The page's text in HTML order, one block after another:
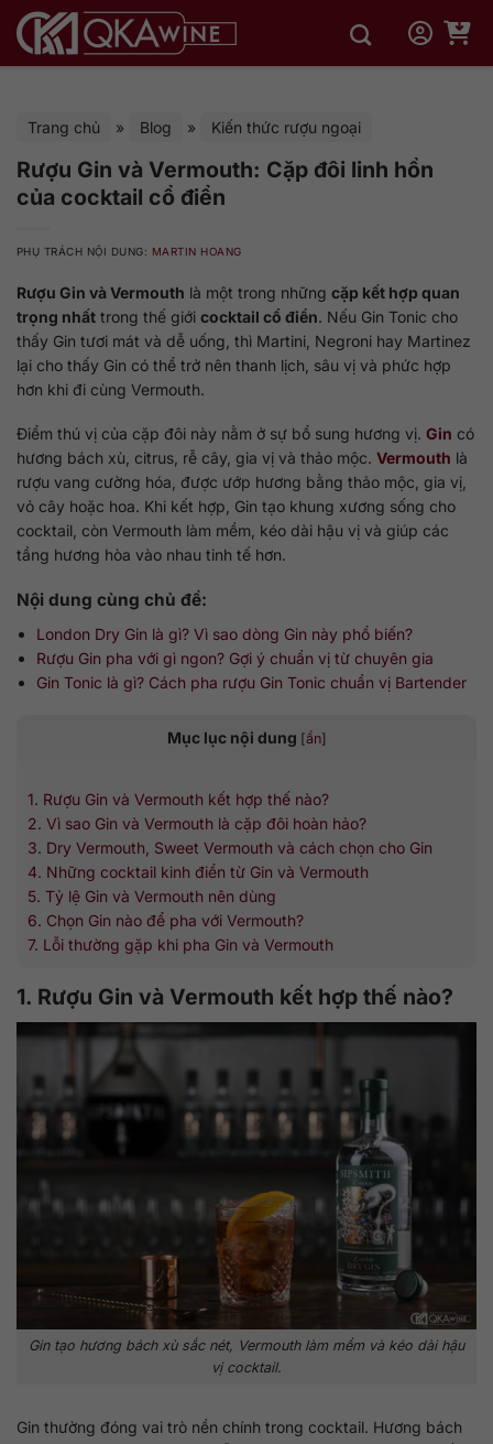
qua
Trang chủ » Blog » Kiến thức rượu ngoại
Rượu Gin và Vermouth: Cặp đôi linh hồn
của cocktail cổ điển
PHỤ TRÁCH NỘI DUNG: MARTIN HOANG
Rượu Gin và Vermouth là một trong những cặp kết hợp quan
trọng nhất trong thế giới cocktail cổ điển. Nếu Gin Tonic cho
thấy Gin tươi mát và dễ uống, thì Martini, Negroni hay Martinez
lại cho thấy Gin có thể trở nên thanh lịch, sâu vị và phức hợp
hơn khi đi cùng Vermouth.
Điểm thú vị của cặp đôi này nằm ở sự bổ sung hương vị. Gin có
hương bách xù, citrus, rễ cây, gia vị và thảo mộc. Vermouth là
rượu vang cường hóa, được ướp hương bằng thảo mộc, gia vị,
vỏ cây hoặc hoa. Khi kết hợp, Gin tạo khung xương sống cho
cocktail, còn Vermouth làm mềm, kéo dài hậu vị và giúp các
tầng hương hòa vào nhau tinh tế hơn.
Nội dung cùng chủ đề:
London Dry Gin là gì? Vì sao dòng Gin này phổ biến?
Rượu Gin pha với gì ngon? Gợi ý chuẩn vị từ chuyên gia
Gin Tonic là gì? Cách pha rượu Gin Tonic chuẩn vị Bartender
Mục lục nội dung [ẩn]
1. Rượu Gin và Vermouth kết hợp thế nào?
2. Vì sao Gin và Vermouth là cặp đôi hoàn hảo?
3. Dry Vermouth, Sweet Vermouth và cách chọn cho Gin
4. Những cocktail kinh điển từ Gin và Vermouth
5. Tỷ lệ Gin và Vermouth nên dùng
6. Chọn Gin nào để pha với Vermouth?
7. Lỗi thường gặp khi pha Gin và Vermouth
1. Rượu Gin và Vermouth kết hợp thế nào?
Gin tạo hương bách xù sắc nét, Vermouth làm mềm và kéo dài hậu
vị cocktail.
Gin thường đóng vai trò nền chính trong cocktail. Hương bách